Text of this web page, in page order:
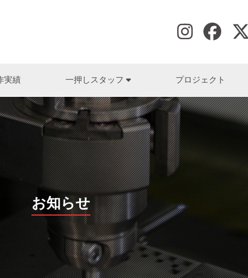
金
インターフェース）
研磨加工・電気加工
マシニング・旋盤
装置・システム開発・設計解析
実績 一押しスタッフ
製作所)
式会社)
洋一
式会社)
ミックス)
製作所)
森岡清隆
(株式会社辻製作所)
名高賢次
(株式会社名高精工所)
山本孟史
(有限会社日双工業)
木村博高
(株式会社ナンゴー)
真名子正憲
(株式会社最上インクス)
北村恵彦
(株式会社クロスエフェクト)
山本正範
(HILLTOP株式会社)
須藤保朗
(高木金属株式会社)
熊崎純一
(株式会社キョークロ)
プロジェクト
ーヴ
フェクト
ンクス
株式会社
会社
ィバイス
会社
株式会社辻製作所
土肥板金工業株式会社
株式会社東洋
株式会社ナカモト
株式会社名高精工所
株式会社ナンゴー
株式会社西山ケミックス
有限会社日双工業
株式会社ニューネクスト
HILLTOP株式会社
ヒロセ工業株式会社
株式会社富士製作所
株式会社PROTEC
ヤナコプラス株式会社
株式会社山口精機製作所
ユーハン工業株式会社
洛陽プラスチック株式会社
お知らせ